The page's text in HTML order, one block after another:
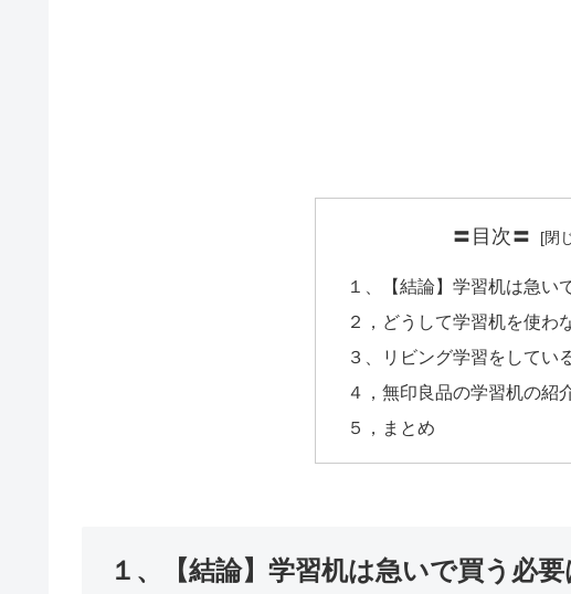
〓目次〓
１、【結論】学習机は急い
２，どうして学習机を使わ
３、リビング学習をしてい
４，無印良品の学習机の紹
５，まとめ
１、【結論】学習机は急いで買う必